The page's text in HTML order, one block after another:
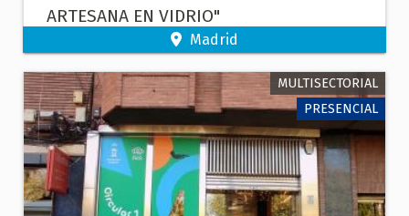
ARTESANA EN VIDRIO"
Madrid
MULTISECTORIAL
PRESENCIAL